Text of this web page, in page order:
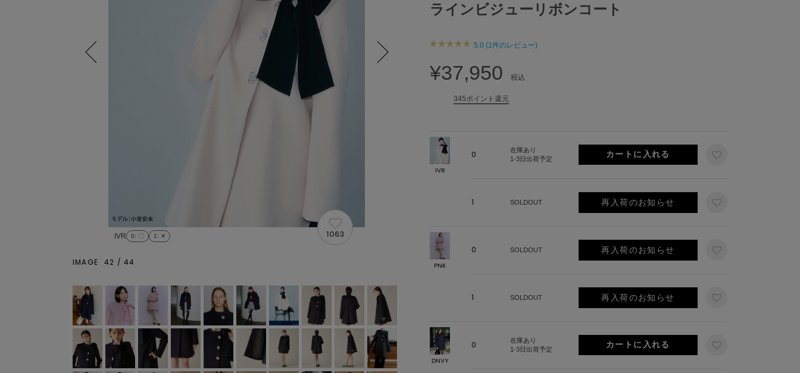
ラインビジューリボンコート
5.0 (1件のレビュー)
¥37,950 税込
345ポイント還元
IVR
0
在庫あり
1-3日出荷予定
1 SOLDOUT 再入荷のお知らせ
PNK
0 SOLDOUT 再入荷のお知らせ
1 SOLDOUT 再入荷のお知らせ
DNVY
0
在庫あり
1-3日出荷予定
IVR 0: 〇 1 : ✕ 1063
IMAGE 42 /44